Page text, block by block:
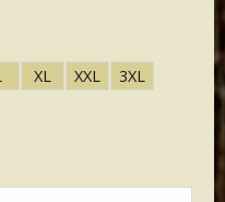
XL XXL
3XL